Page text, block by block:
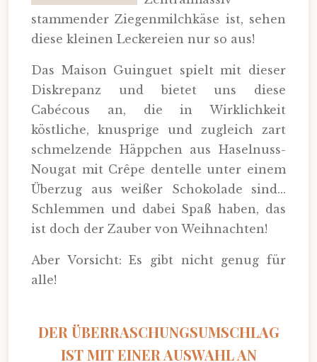
stammender Ziegenmilchkäse ist, sehen
diese kleinen Leckereien nur so aus!
Das Maison Guinguet spielt mit dieser
Diskrepanz und bietet uns diese
Cabécous an, die in Wirklichkeit
köstliche, knusprige und zugleich zart
schmelzende Häppchen aus Haselnuss-
Nougat mit Crêpe dentelle unter einem
Überzug aus weißer Schokolade sind...
Schlemmen und dabei Spaß haben, das
ist doch der Zauber von Weihnachten!
Aber Vorsicht: Es gibt nicht genug für
alle!
DER ÜBERRASCHUNGSUMSCHLAG
IST MIT EINER AUSWAHL AN